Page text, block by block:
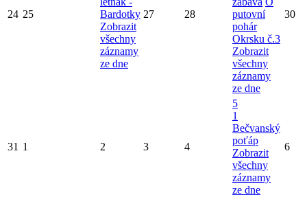
24 25
Bardotky
Zobrazit
všechny
záznamy
ze dne
27 28
putovní
pohár
Okrsku č.3
Zobrazit
všechny
záznamy
ze dne
30
31 1 2 3 4
5
1
Bečvanský
poťáp
Zobrazit
všechny
záznamy
ze dne
6